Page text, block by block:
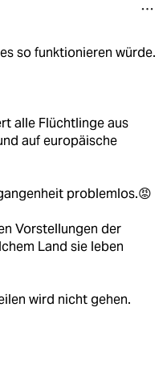
so funktionieren würde.
alle Flüchtlinge aus
auf europäische
problemlos.😡
Vorstellungen der
Land sie leben
wird nicht gehen.